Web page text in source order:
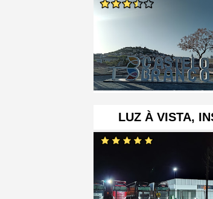
LUZ À VISTA,